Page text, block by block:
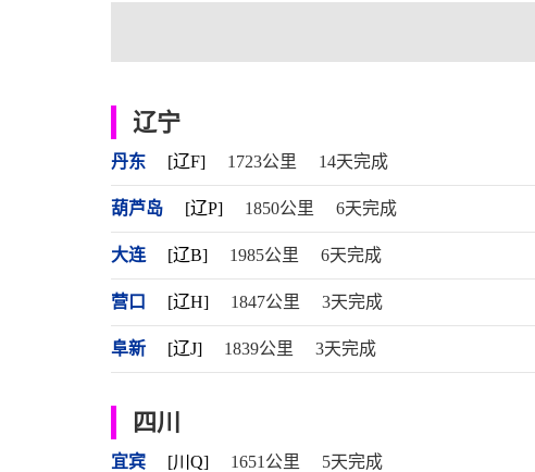
辽宁
丹东 [辽F] 1723公里 14天完成
葫芦岛 [辽P] 1850公里 6天完成
大连 [辽B] 1985公里 6天完成
营口 [辽H] 1847公里 3天完成
阜新 [辽J] 1839公里 3天完成
四川
宜宾 [川Q] 1651公里 5天完成